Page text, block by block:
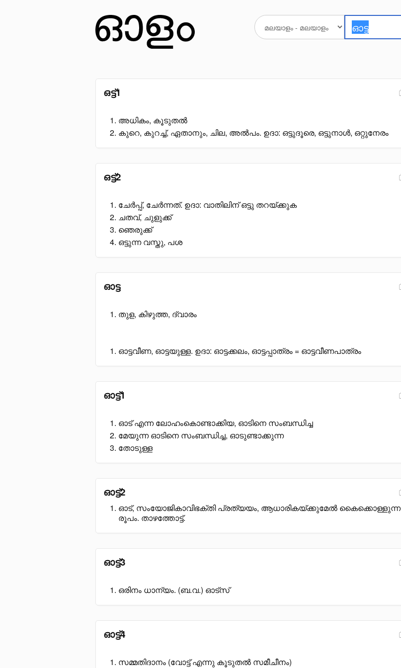
ഒട്ട്1
അധികം, കൂടുതൽ
കുറെ, കുറച്ച്, ഏതാനും, ചില, അൽപം. ഉദാ: ഒട്ടുദൂരെ, ഒട്ടുനാൾ, ഒറ്റുനേരം
ഒട്ട്2
ചേർപ്പ്, ചേർന്നത്. ഉദാ: വാതിലിന് ഒട്ടു തറയ്ക്കുക
ചതവ്, ചുളുക്ക്
ഞെരുക്ക്
ഒട്ടുന്ന വസ്തു, പശ
ഓട്ട
തുള, കിഴുത്ത, ദ്വാരം
ഓട്ടവീണ, ഓട്ടയുള്ള. ഉദാ: ഓട്ടക്കലം, ഓട്ടപ്പാത്രം = ഓട്ടവീണപാത്രം
ഓട്ട്1
ഓട് എന്ന ലോഹംകൊണ്ടാക്കിയ, ഓടിനെ സംബന്ധിച്ച
മേയുന്ന ഓടിനെ സംബന്ധിച്ച, ഓടുണ്ടാക്കുന്ന
തോടുള്ള
ഓട്ട്2
ഓട്, സംയോജികാവിഭക്തി പ്രത്യയം, ആധാരികയ്ക്കുമേൽ കൈക്കൊള്ളുന്ന
രൂപം. താഴത്തോട്ട്.
ഓട്ട്3
ഒരിനം ധാന്യം. (ബ.വ.) ഓട്സ്
ഓട്ട്4
സമ്മതിദാനം (വോട്ട് എന്നു കൂടുതൽ സമീചീനം)